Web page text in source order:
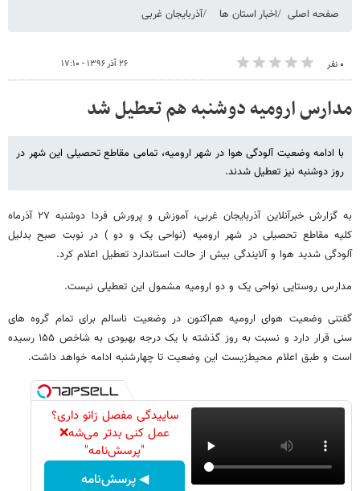
صفحه اصلی اخبار استان ها آذربایجان غربی
۰ نفر ۲۶ آذر ۱۳۹۶ - ۱۷:۱۰
مدارس ارومیه دوشنبه هم تعطیل شد
با ادامه وضعیت آلودگی هوا در شهر ارومیه، تمامی مقاطع تحصیلی این شهر در
روز دوشنبه نیز تعطیل شدند.
به گزارش خبرآنلاین آذربایجان غربی، آموزش و پرورش فردا دوشنبه ۲۷ آذرماه
کلیه مقاطع تحصیلی در شهر ارومیه (نواحی یک و دو ) در نوبت صبح بدلیل
آلودگی شدید هوا و آلایندگی بیش از حالت استاندارد تعطیل اعلام کرد.
مدارس روستایی نواحی یک و دو ارومیه مشمول این تعطیلی نیست.
گفتنی وضعیت هوای ارومیه هم‌اکنون در وضعیت ناسالم برای تمام گروه های
سنی قرار دارد و نسبت به روز گذشته با یک درجه بهبودی به شاخص ۱۵۵ رسیده
است و طبق اعلام محیط‌زیست این وضعیت تا چهارشنبه ادامه خواهد داشت.
ساییدگی مفصل زانو داری؟
عمل کنی بدتر می‌شه❌
"پرسش‌نامه"
◀ پرسش‌نامه